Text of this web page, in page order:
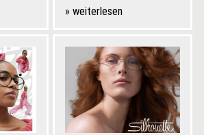
» weiterlesen